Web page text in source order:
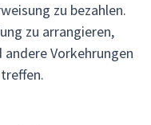
zu bezahlen.
zu arrangieren,
Vorkehrungen